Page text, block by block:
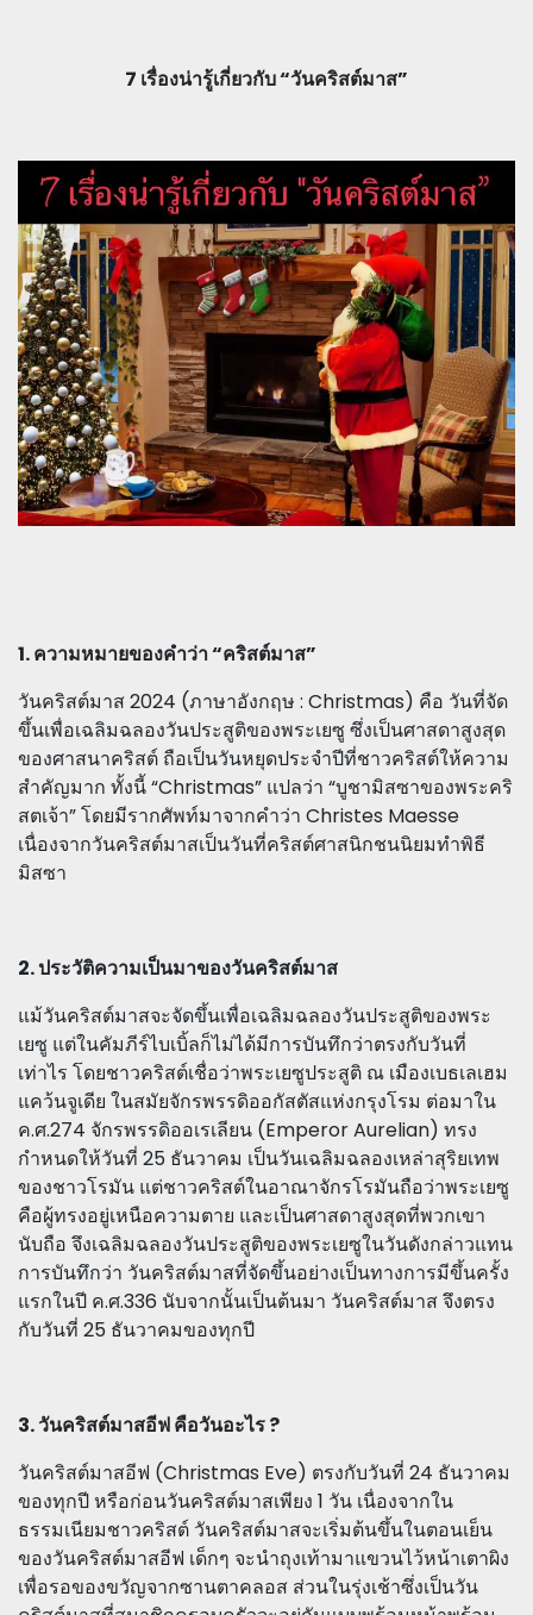
7 เรื่องน่ารู้เกี่ยวกับ “วันคริสต์มาส”
1. ความหมายของคำว่า “คริสต์มาส”
วันคริสต์มาส 2024 (ภาษาอังกฤษ : Christmas) คือ วันที่จัด
ขึ้นเพื่อเฉลิมฉลองวันประสูติของพระเยซู ซึ่งเป็นศาสดาสูงสุด
ของศาสนาคริสต์ ถือเป็นวันหยุดประจำปีที่ชาวคริสต์ให้ความ
สำคัญมาก ทั้งนี้ “Christmas” แปลว่า “บูชามิสซาของพระคริ
สตเจ้า” โดยมีรากศัพท์มาจากคำว่า Christes Maesse
เนื่องจากวันคริสต์มาสเป็นวันที่คริสต์ศาสนิกชนนิยมทำพิธี
มิสซา
2. ประวัติความเป็นมาของวันคริสต์มาส
แม้วันคริสต์มาสจะจัดขึ้นเพื่อเฉลิมฉลองวันประสูติของพระ
เยซู แต่ในคัมภีร์ไบเบิ้ลก็ไม่ได้มีการบันทึกว่าตรงกับวันที่
เท่าไร โดยชาวคริสต์เชื่อว่าพระเยซูประสูติ ณ เมืองเบธเลเฮม
แคว้นจูเดีย ในสมัยจักรพรรดิออกัสตัสแห่งกรุงโรม ต่อมาใน
ค.ศ.274 จักรพรรดิออเรเลียน (Emperor Aurelian) ทรง
กำหนดให้วันที่ 25 ธันวาคม เป็นวันเฉลิมฉลองเหล่าสุริยเทพ
ของชาวโรมัน แต่ชาวคริสต์ในอาณาจักรโรมันถือว่าพระเยซู
คือผู้ทรงอยู่เหนือความตาย และเป็นศาสดาสูงสุดที่พวกเขา
นับถือ จึงเฉลิมฉลองวันประสูติของพระเยซูในวันดังกล่าวแทน
การบันทึกว่า วันคริสต์มาสที่จัดขึ้นอย่างเป็นทางการมีขึ้นครั้ง
แรกในปี ค.ศ.336 นับจากนั้นเป็นต้นมา วันคริสต์มาส จึงตรง
กับวันที่ 25 ธันวาคมของทุกปี
3. วันคริสต์มาสอีฟ คือวันอะไร ?
วันคริสต์มาสอีฟ (Christmas Eve) ตรงกับวันที่ 24 ธันวาคม
ของทุกปี หรือก่อนวันคริสต์มาสเพียง 1 วัน เนื่องจากใน
ธรรมเนียมชาวคริสต์ วันคริสต์มาสจะเริ่มต้นขึ้นในตอนเย็น
ของวันคริสต์มาสอีฟ เด็กๆ จะนำถุงเท้ามาแขวนไว้หน้าเตาผิง
เพื่อรอของขวัญจากซานตาคลอส ส่วนในรุ่งเช้าซึ่งเป็นวัน